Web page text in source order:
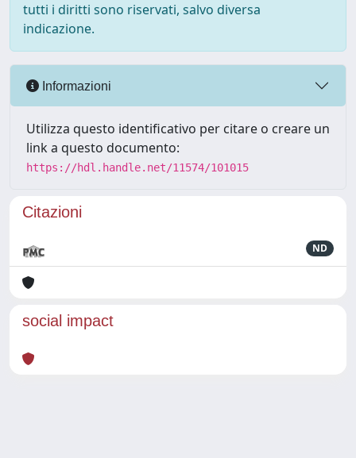
tutti i diritti sono riservati, salvo diversa
indicazione.
Informazioni
Utilizza questo identificativo per citare o creare un
link a questo documento:
https://hdl.handle.net/11574/101015
Citazioni
ND
social impact